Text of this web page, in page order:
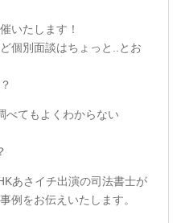
いたします！
個別面談はちょっと..とお
べてもよくわからない
あさイチ出演の司法書士が
例をお伝えいたします。